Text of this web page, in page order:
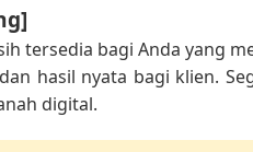
tersedia bagi Anda yang
hasil nyata bagi klien.
digital.